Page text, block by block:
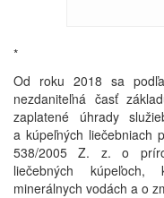
*
Od roku 2018 sa
nezdaniteľná časť
zaplatené úhrady
a kúpeľných liečebniach
538/2005 Z. z. o
liečebných
minerálnych vodách a o